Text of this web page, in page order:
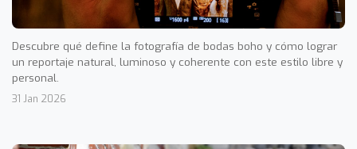
Descubre qué define la fotografía de bodas boho y cómo lograr
un reportaje natural, luminoso y coherente con este estilo libre y
personal.
31 Jan 2026